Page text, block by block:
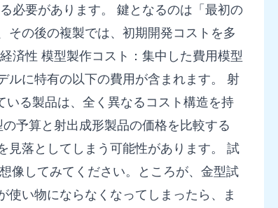
必要があります。 鍵となるのは「最初の
の後の複製では、初期開発コストを多
済性 模型製作コスト：集中した費用模型
ルに特有の以下の費用が含まれます。 射
る製品は、全く異なるコスト構造を持
予算と射出成形製品の価格を比較する
見落としてしまう可能性があります。 試
像してみてください。ところが、金型試
い物にならなくなってしまったら、ま